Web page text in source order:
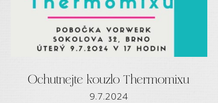
Ochutnejte kouzlo Thermomixu
9.7.2024